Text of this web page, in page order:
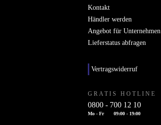
Kontakt
Händler werden
Angebot für Unternehmen
Lieferstatus abfragen
Vertragswiderruf
GRATIS HOTLINE
0800 - 700 12 10
Mo - Fr 09:00 - 19:00